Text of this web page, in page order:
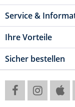
Service &
Ihre Vorteile
Sicher bestellen